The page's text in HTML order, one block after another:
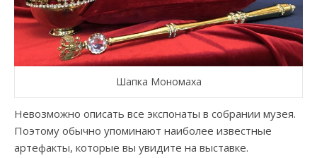
Шапка Мономаха
Невозможно описать все экспонаты в собрании музея.
Поэтому обычно упоминают наиболее известные
артефакты, которые вы увидите на выставке.